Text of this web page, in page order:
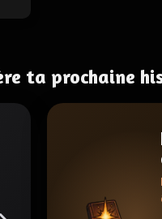
ta prochaine